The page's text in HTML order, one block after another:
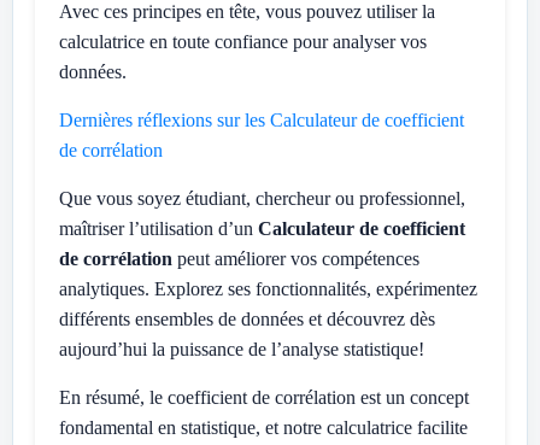
Avec ces principes en tête, vous pouvez utiliser la
calculatrice en toute confiance pour analyser vos
données.
Dernières réflexions sur les Calculateur de coefficient
de corrélation
Que vous soyez étudiant, chercheur ou professionnel,
maîtriser l’utilisation d’un Calculateur de coefficient
de corrélation peut améliorer vos compétences
analytiques. Explorez ses fonctionnalités, expérimentez
différents ensembles de données et découvrez dès
aujourd’hui la puissance de l’analyse statistique!
En résumé, le coefficient de corrélation est un concept
fondamental en statistique, et notre calculatrice facilite